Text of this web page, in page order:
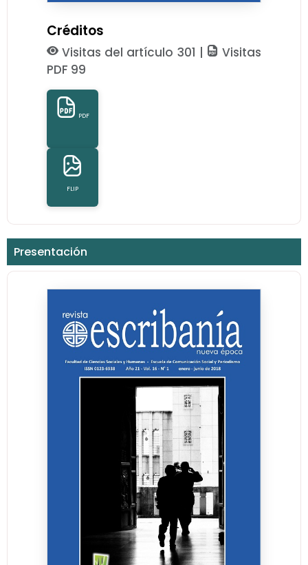
Créditos
Visitas del artículo 301 |
Visitas
PDF 99
PDF
FLIP
Presentación